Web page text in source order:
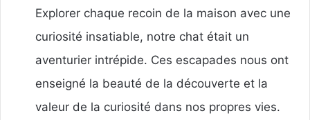
Explorer chaque recoin de la maison avec une
curiosité insatiable, notre chat était un
aventurier intrépide. Ces escapades nous ont
enseigné la beauté de la découverte et la
valeur de la curiosité dans nos propres vies.